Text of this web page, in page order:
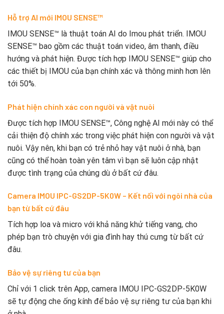
Hỗ trợ AI mới IMOU SENSE™
IMOU SENSE™ là thuật toán AI do Imou phát triển. IMOU
SENSE™ bao gồm các thuật toán video, âm thanh, điều
hướng và phát hiện. Được tích hợp IMOU SENSE™ giúp cho
các thiết bị IMOU của bạn chính xác và thông minh hơn lên
tới 50%.
Phát hiện chính xác con người và vật nuôi
Được tích hợp IMOU SENSE™, Công nghệ AI mới này có thể
cải thiện độ chính xác trong việc phát hiện con người và vật
nuôi. Vậy nên, khi bạn có trẻ nhỏ hay vật nuôi ở nhà, bạn
cũng có thể hoàn toàn yên tâm vì bạn sẽ luôn cập nhật
được tình trạng của chúng dù ở bất cứ đâu.
Camera IMOU IPC-GS2DP-5K0W – Kết nối với ngôi nhà của
bạn từ bất cứ đâu
Tích hợp loa và micro với khả năng khử tiếng vang, cho
phép bạn trò chuyện với gia đình hay thú cưng từ bất cứ
đâu.
Bảo vệ sự riêng tư của bạn
Chỉ với 1 click trên App, camera IMOU IPC-GS2DP-5K0W
sẽ tự động che ống kính để bảo vệ sự riêng tư của bạn khi